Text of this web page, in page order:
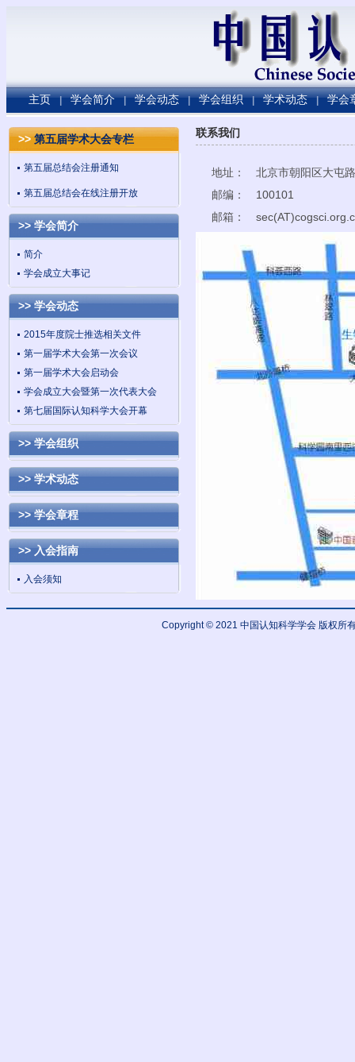
主页 | 学会简介 | 学会动态 | 学会组织 | 学术动态 | 学会
>>第五届学术大会专栏
第五届总结会注册通知
第五届总结会在线注册开放
>> 学会简介
简介
学会成立大事记
>> 学会动态
2015年度院士推选相关文件
第一届学术大会第一次会议
第一届学术大会启动会
学会成立大会暨第一次代表大会
第七届国际认知科学大会开幕
>> 学会组织
>> 学术动态
>> 学会章程
>> 入会指南
入会须知
联系我们
地址： 北京市朝阳区大屯
邮编： 100101
邮箱：
Copyright © 2021 中国认知科学学会 版权所